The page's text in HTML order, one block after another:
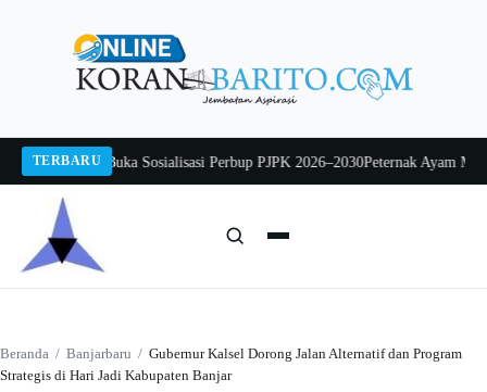
TERBARU
Mintarjo Buka Sosialisasi Perbup PJPK 2026–2030Peternak Ayam
Beranda / Banjarbaru / Gubernur Kalsel Dorong Jalan Alternatif dan Program
Strategis di Hari Jadi Kabupaten Banjar